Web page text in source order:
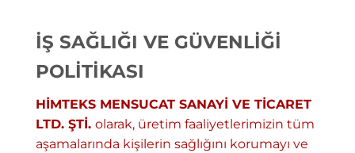
İŞ SAĞLIĞI VE GÜVENLİĞİ
POLİTİKASI
HİMTEKS MENSUCAT SANAYİ VE TİCARET
LTD. ŞTİ. olarak, üretim faaliyetlerimizin tüm
aşamalarında kişilerin sağlığını korumayı ve